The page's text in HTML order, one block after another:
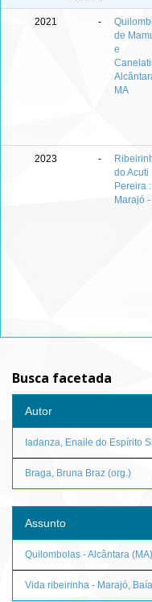
2021 -
de
e
MA
2023 -
do Acuti
Pereira :
Marajó -
Busca facetada
Autor
Iadanza, Enaile do Espírito
Braga, Bruna Braz (org.)
Assunto
Quilombolas - Alcântara (MA)
Vida ribeirinha - Marajó, Baía